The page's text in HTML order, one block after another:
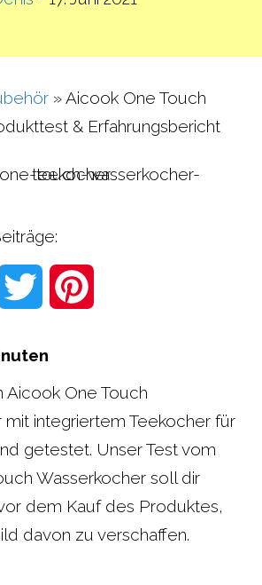
»Aicook One Touch
& Erfahrungsbericht
W
t
e
t
r
Aicook One Touch
mit integriertem Teekocher für
getestet. Unser Test vom
Wasserkocher soll dir
dem Kauf des Produktes,
davon zu verschaffen.